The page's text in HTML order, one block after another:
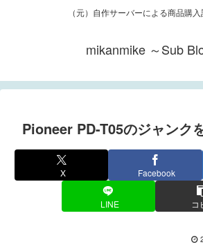
（元）自作サーバーによる商品購
mikanmike ～Sub
Pioneer PD-T05のジャンク
X Facebook
LINE コ